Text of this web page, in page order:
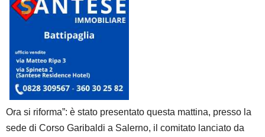
Ora si riforma”: è stato presentato questa mattina, presso la
sede di Corso Garibaldi a Salerno, il comitato lanciato da